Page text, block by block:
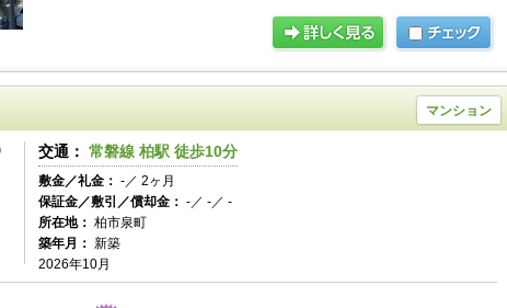
マンション
交通： 常磐線 柏駅 徒歩10分
敷金／礼金： -／ 2ヶ月
保証金／敷引／償却金： -／ -／ -
所在地： 柏市泉町
築年月： 新築
2026年10月